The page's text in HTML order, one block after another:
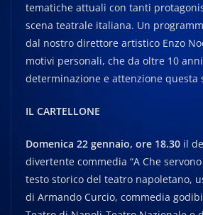
tematiche attuali con tanti
scena teatrale italiana. Un
dal nostro direttore artistico Enzo
motivi personali, che da oltre 10
determinazione e attenzione questa
IL CARTELLONE
Domenica 22 gennaio, ore 18.30 il
divertente commedia “A Che
testo storico del teatro napoletano,
di Armando Curcio, commedia